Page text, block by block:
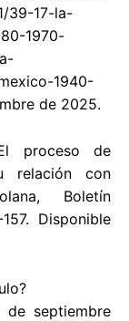
39-17-la-
1970-
1940-
de 2025.
proceso de
relación con
Boletín
Disponible
septiembre